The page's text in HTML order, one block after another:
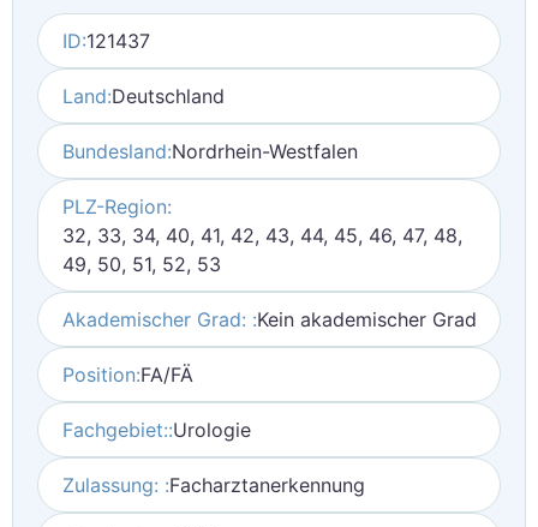
ID:121437
Land:Deutschland
Bundesland:Nordrhein-Westfalen
PLZ-Region:
32, 33, 34, 40, 41, 42, 43, 44, 45, 46, 47, 48,
49, 50, 51, 52, 53
Akademischer Grad: :Kein akademischer Grad
Position:FA/FÄ
Fachgebiet::Urologie
Zulassung: :Facharztanerkennung